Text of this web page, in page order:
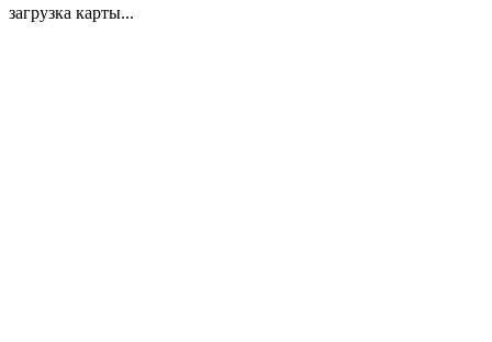
загрузка карты...